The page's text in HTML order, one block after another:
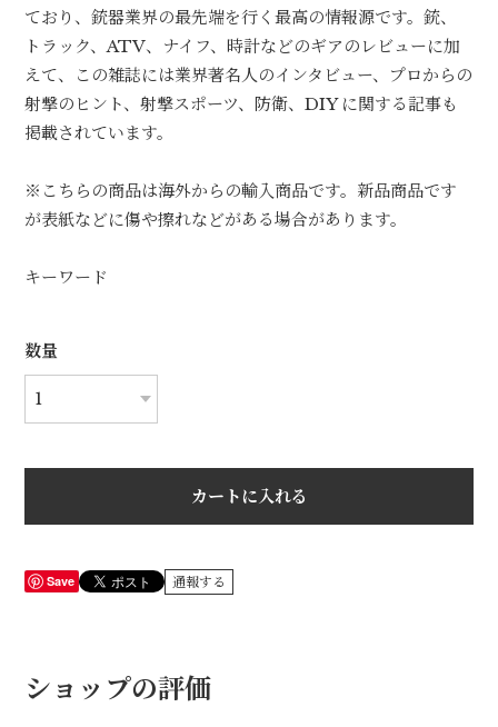
ており、銃器業界の最先端を行く最高の情報源です。銃、
トラック、ATV、ナイフ、時計などのギアのレビューに加
えて、この雑誌には業界著名人のインタビュー、プロからの
射撃のヒント、射撃スポーツ、防衛、DIY に関する記事も
掲載されています。
※こちらの商品は海外からの輸入商品です。新品商品です
が表紙などに傷や擦れなどがある場合があります。
キーワード
数量
カートに入れる
Save 通報する
ショップの評価